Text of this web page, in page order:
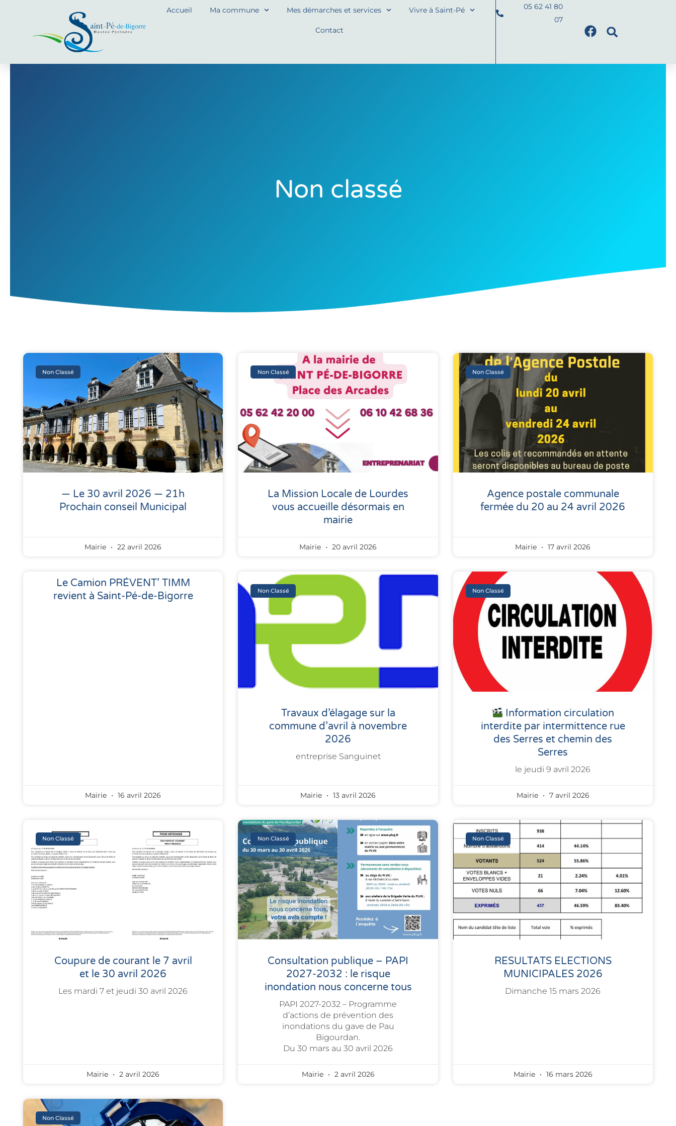
Accueil Ma commune Mes démarches et services Vivre à Saint-Pé
Contact
05 62 41 80
07
Non classé
Non Classé
— Le 30 avril 2026 — 21h
Prochain conseil Municipal
Mairie 22 avril 2026
Non Classé
La Mission Locale de Lourdes
vous accueille désormais en
mairie
Mairie 20 avril 2026
Non Classé
Agence postale communale
fermée du 20 au 24 avril 2026
Mairie 17 avril 2026
Le Camion PRÉVENT’ TIMM
revient à Saint-Pé-de-Bigorre
Mairie 16 avril 2026
Non Classé
Travaux d’élagage sur la
commune d’avril à novembre
2026
entreprise Sanguinet
Mairie 13 avril 2026
Non Classé
Information circulation
interdite par intermittence rue
des Serres et chemin des
Serres
le jeudi 9 avril 2026
Mairie 7 avril 2026
Non Classé
Coupure de courant le 7 avril
et le 30 avril 2026
Les mardi 7 et jeudi 30 avril 2026
Mairie 2 avril 2026
Non Classé
Consultation publique – PAPI
2027-2032 : le risque
inondation nous concerne tous
PAPI 2027-2032 – Programme
d’actions de prévention des
inondations du gave de Pau
Bigourdan.
Du 30 mars au 30 avril 2026
Mairie 2 avril 2026
Non Classé
RESULTATS ELECTIONS
MUNICIPALES 2026
Dimanche 15 mars 2026
Mairie 16 mars 2026
Non Classé
PagePagePagePagePage